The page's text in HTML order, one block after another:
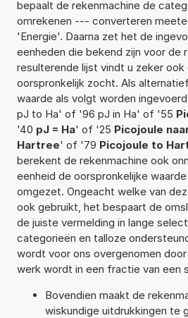
bepaalt de rekenmachine de
omrekenen --- converteren
'Energie'. Daarna zet het de
eenheden die bekend zijn voor de
resulterende lijst vindt u zeker ook
oorspronkelijk zocht. Als
waarde als volgt worden
pJ to Ha' of '96 pJ in Ha' of '55
'40 pJ = Ha' of '25 Picojoule
Hartree' of '79 Picojoule to
berekent de rekenmachine ook
eenheid de oorspronkelijke
omgezet. Ongeacht welke van
ook gebruikt, het bespaart de
de juiste vermelding in lange
categorieën en talloze
wordt voor ons overgenomen
werk wordt in een fractie van een
Bovendien maakt de
wiskundige uitdrukkingen te